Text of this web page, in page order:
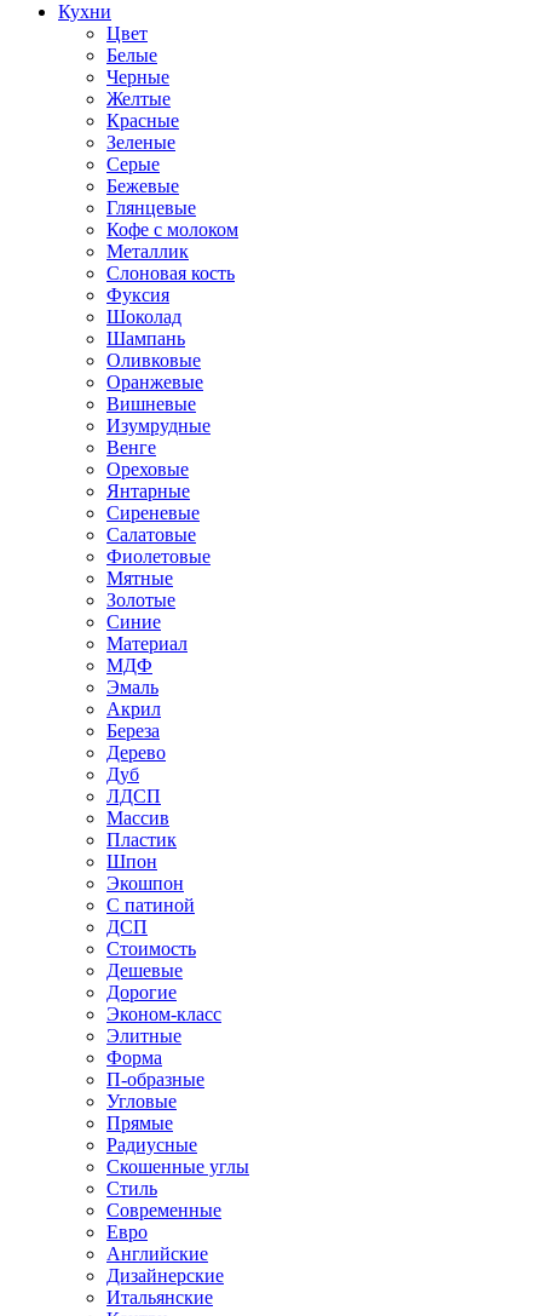
Кухни
Цвет
Белые
Черные
Желтые
Красные
Зеленые
Серые
Бежевые
Глянцевые
Кофе с молоком
Металлик
Слоновая кость
Фуксия
Шоколад
Шампань
Оливковые
Оранжевые
Вишневые
Изумрудные
Венге
Ореховые
Янтарные
Сиреневые
Салатовые
Фиолетовые
Мятные
Золотые
Синие
Материал
МДФ
Эмаль
Акрил
Береза
Дерево
Дуб
ЛДСП
Массив
Пластик
Шпон
Экошпон
С патиной
ДСП
Стоимость
Дешевые
Дорогие
Эконом-класс
Элитные
Форма
П-образные
Угловые
Прямые
Радиусные
Скошенные углы
Стиль
Современные
Евро
Английские
Дизайнерские
Итальянские